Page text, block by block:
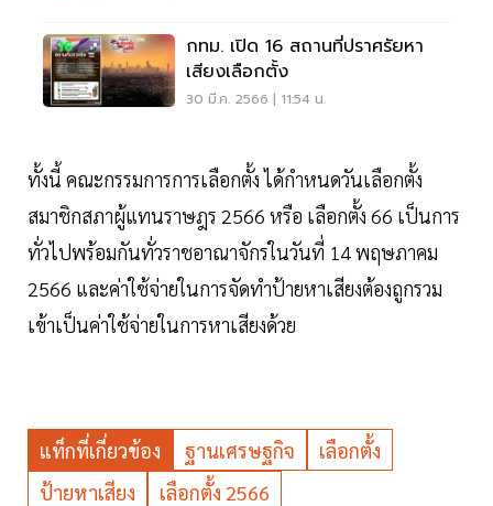
กทม. เปิด 16 สถานที่ปราศรัยหา
เสียงเลือกตั้ง
30 มี.ค. 2566 | 11:54 น.
ทั้งนี้ คณะกรรมการการเลือกตั้ง ได้กำหนดวันเลือกตั้ง
สมาชิกสภาผู้แทนราษฎร 2566 หรือ เลือกตั้ง 66 เป็นการ
ทั่วไปพร้อมกันทั่วราชอาณาจักรในวันที่ 14 พฤษภาคม
2566 และค่าใช้จ่ายในการจัดทำป้ายหาเสียงต้องถูกรวม
เข้าเป็นค่าใช้จ่ายในการหาเสียงด้วย
แท็กที่เกี่ยวข้อง ฐานเศรษฐกิจ
เลือกตั้ง
ป้ายหาเสียง
เลือกตั้ง 2566